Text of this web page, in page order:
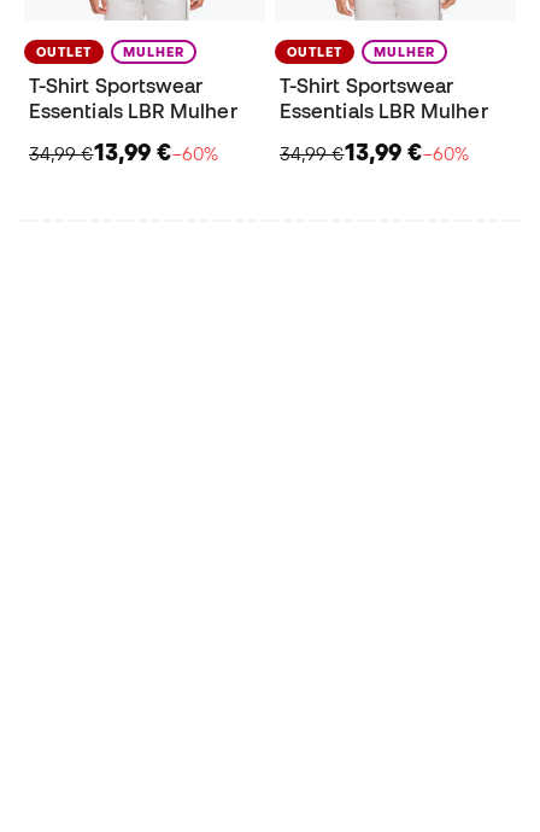
OUTLET MULHER
T-Shirt Sportswear
Essentials LBR Mulher
34,99 €13,99 €−60%
OUTLET MULHER
T-Shirt Sportswear
Essentials LBR Mulher
34,99 €13,99 €−60%